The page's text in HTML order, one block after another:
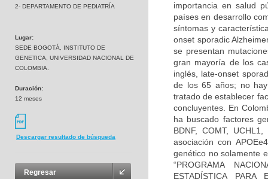
2- DEPARTAMENTO DE PEDIATRÍA
Lugar:
SEDE BOGOTÁ, INSTITUTO DE
GENETICA, UNIVERSIDAD NACIONAL DE
COLOMBIA.
Duración:
12 meses
Descargar resultado de búsqueda
Regresar
importancia en salud
países en desarrollo
síntomas y
onset sporadic
se presentan
gran mayoría de los
inglés, late-onset
de los 65 años; no
tratado de establecer
concluyentes. En
ha buscado factores
BDNF, COMT,
asociación con
genético no solamente
“PROGRAMA
ESTADÍSTICA PARA